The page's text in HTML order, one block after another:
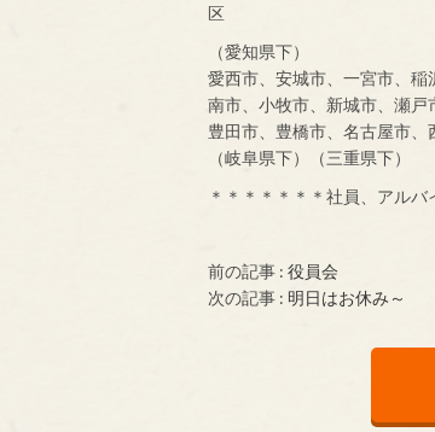
区
（愛知県下）
愛西市、安城市、一宮市、
南市、小牧市、新城市、瀬戸
豊田市、豊橋市、名古屋市
（岐阜県下）（三重県下）
＊＊＊＊＊＊＊社員、アル
前の記事 : 役員会
次の記事 : 明日はお休み～